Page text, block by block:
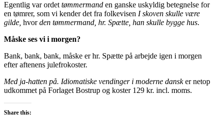
Egentlig var ordettømmermand en ganske uskyldig betegnelse for
en tømrer, som vi kender det fra folkevisen I skoven skulle være
gilde, hvorden tømmermand, hr. Spætte, han skulle bygge hus.
Måske ses vi i morgen?
Bank, bank, bank, måske er hr. Spætte på arbejde igen i morgen
efter aftenens julefrokoster.
Med ja-hatten på. Idiomatiske vendinger i moderne dansker netop
udkommet på Forlaget Bostrup og koster 129 kr. incl. moms.
Share this: